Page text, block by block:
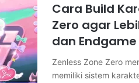
Cara Build
Zero agar
dan Endgame
Zenless Zone Zero
memiliki sistem